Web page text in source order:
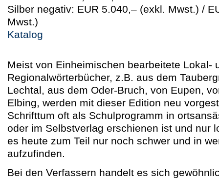
Silber negativ: EUR 5.040,– (exkl. Mwst.) /
Mwst.)
Katalog
Meist von Einheimischen bearbeitete Lokal-
Regionalwörterbücher, z.B. aus dem
Lechtal, aus dem Oder-Bruch, von Eupen,
Elbing, werden mit dieser Edition neu
Schrifttum oft als Schulprogramm in
oder im Selbstverlag erschienen ist und nur
es heute zum Teil nur noch schwer und in
aufzufinden.
Bei den Verfassern handelt es sich